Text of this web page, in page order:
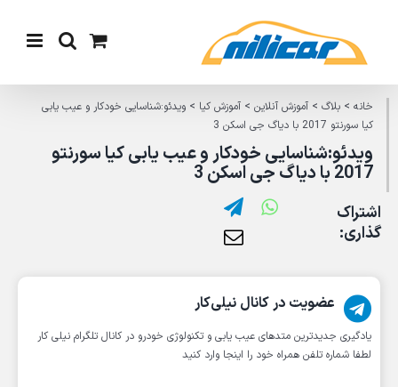
content
خانه> بلاگ> آموزش آنلاین> آموزش کیا > ویدئو:شناسایی خودکار و عیب یابی
کیا سورنتو 2017 با دیاگ جی اسکن 3
ویدئو:شناسایی خودکار و عیب یابی کیا سورنتو
2017 با دیاگ جی اسکن 3
اشتراک
گذاری:
عضویت در کانال نیلی‌کار
یادگیری جدیدترین متد‌های عیب یابی‌ و تکنولوژی خودرو در کانال تلگرام نیلی کار
لطفا شماره تلفن همراه خود را اینجا وارد کنید